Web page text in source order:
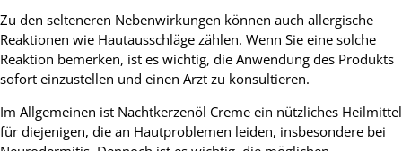
Zu den selteneren Nebenwirkungen können auch allergische
Reaktionen wie Hautausschläge zählen. Wenn Sie eine solche
Reaktion bemerken, ist es wichtig, die Anwendung des Produkts
sofort einzustellen und einen Arzt zu konsultieren.
Im Allgemeinen ist Nachtkerzenöl Creme ein nützliches Heilmittel
für diejenigen, die an Hautproblemen leiden, insbesondere bei